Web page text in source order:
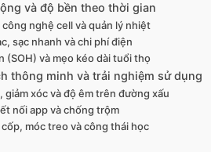
và độ bền theo thời gian
nghệ cell và quản lý nhiệt
sạc nhanh và chi phí điện
(SOH) và mẹo kéo dài tuổi thọ
thông minh và trải nghiệm sử dụng
giảm xóc và độ êm trên đường xấu
nối app và chống trộm
móc treo và công thái học